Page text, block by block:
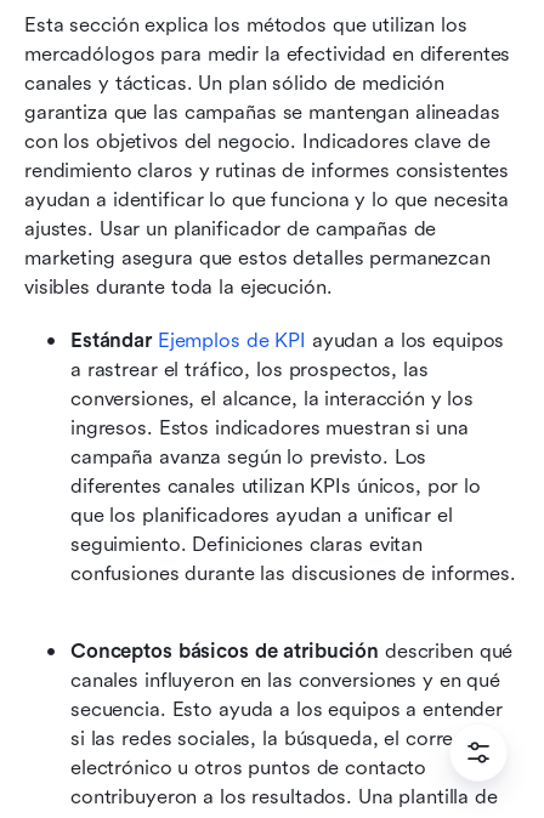
Esta sección explica los métodos que utilizan los
mercadólogos para medir la efectividad en diferentes
canales y tácticas. Un plan sólido de medición
garantiza que las campañas se mantengan alineadas
con los objetivos del negocio. Indicadores clave de
rendimiento claros y rutinas de informes consistentes
ayudan a identificar lo que funciona y lo que necesita
ajustes. Usar un planificador de campañas de
marketing asegura que estos detalles permanezcan
visibles durante toda la ejecución.
Estándar Ejemplos de KPI ayudan a los equipos
a rastrear el tráfico, los prospectos, las
conversiones, el alcance, la interacción y los
ingresos. Estos indicadores muestran si una
campaña avanza según lo previsto. Los
diferentes canales utilizan KPIs únicos, por lo
que los planificadores ayudan a unificar el
seguimiento. Definiciones claras evitan
Conceptos básicos de atribución describen qué
canales influyeron en las conversiones y en qué
secuencia. Esto ayuda a los equipos a entender
si las redes sociales, la búsqueda, el correo
electrónico u otros puntos de contacto
contribuyeron a los resultados. Una plantilla de